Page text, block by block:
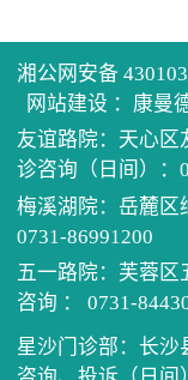
湘公网安备
网站建设 ： 康曼
友谊路院：天心区
诊咨询（日间）：
梅溪湖院：岳麓区
0731-86991200
五一路院：芙蓉区
咨询 ： 0731-
星沙门诊部：长沙